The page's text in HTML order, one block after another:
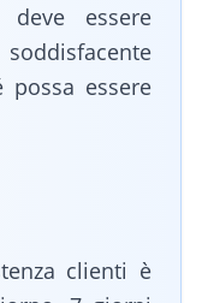
deve essere
essere
clienti è